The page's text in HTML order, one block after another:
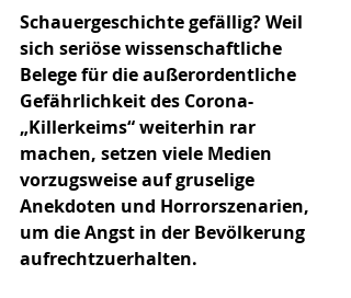
Schauergeschichte gefällig? Weil
sich seriöse wissenschaftliche
Belege für die außerordentliche
Gefährlichkeit des Corona-
„Killerkeims“ weiterhin rar
machen, setzen viele Medien
vorzugsweise auf gruselige
Anekdoten und Horrorszenarien,
um die Angst in der Bevölkerung
aufrechtzuerhalten.